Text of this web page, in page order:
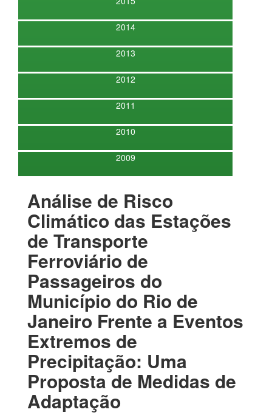
2014
2013
2012
2011
2010
2009
Análise de Risco
Climático das Estações
de Transporte
Ferroviário de
Passageiros do
Município do Rio de
Janeiro Frente a Eventos
Extremos de
Precipitação: Uma
Proposta de Medidas de
Adaptação